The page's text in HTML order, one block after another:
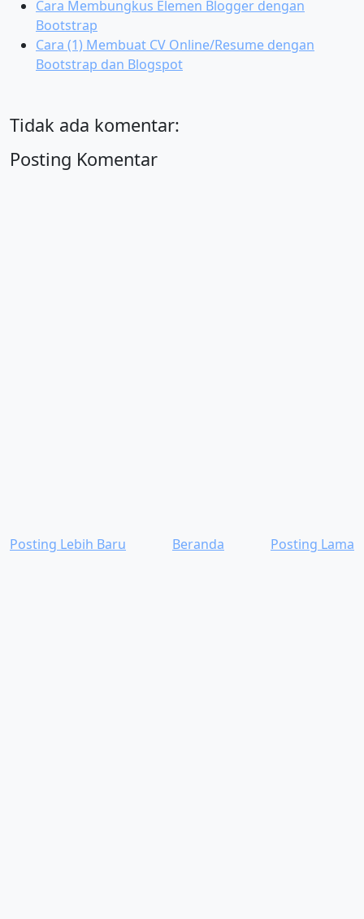
Cara Membungkus Elemen Blogger dengan
Bootstrap
Cara (1) Membuat CV Online/Resume dengan
Bootstrap dan Blogspot
Tidak ada komentar:
Posting Komentar
Posting Lebih Baru Posting Lama
Beranda